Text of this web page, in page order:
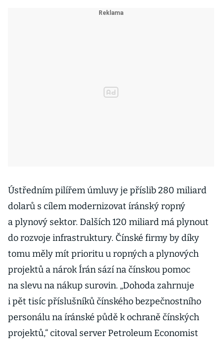
Ústředním pilířem úmluvy je příslib 280 miliard
dolarů s cílem modernizovat íránský ropný
a plynový sektor. Dalších 120 miliard má plynout
do rozvoje infrastruktury. Čínské firmy by díky
tomu měly mít prioritu u ropných a plynových
projektů a nárok Írán sází na čínskou pomoc
na slevu na nákup surovin. „Dohoda zahrnuje
i pět tisíc příslušníků čínského bezpečnostního
personálu na íránské půdě k ochraně čínských
projektů,“ citoval server Petroleum Economist